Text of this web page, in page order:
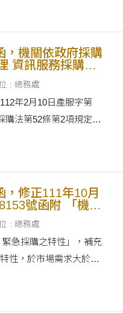
，機關依政府採購
資訊服務採購，
理。
: 總務處
年2月10日產服字第
購法第52條第2項規定：
務、技術服務、資訊服
者，以不訂底價之最有
，修正111年10月
號函附 「機關
項第2款辦理緊急
: 總務處
性，於市場需求大於供
風險情形下之契約處
」之一，增列....